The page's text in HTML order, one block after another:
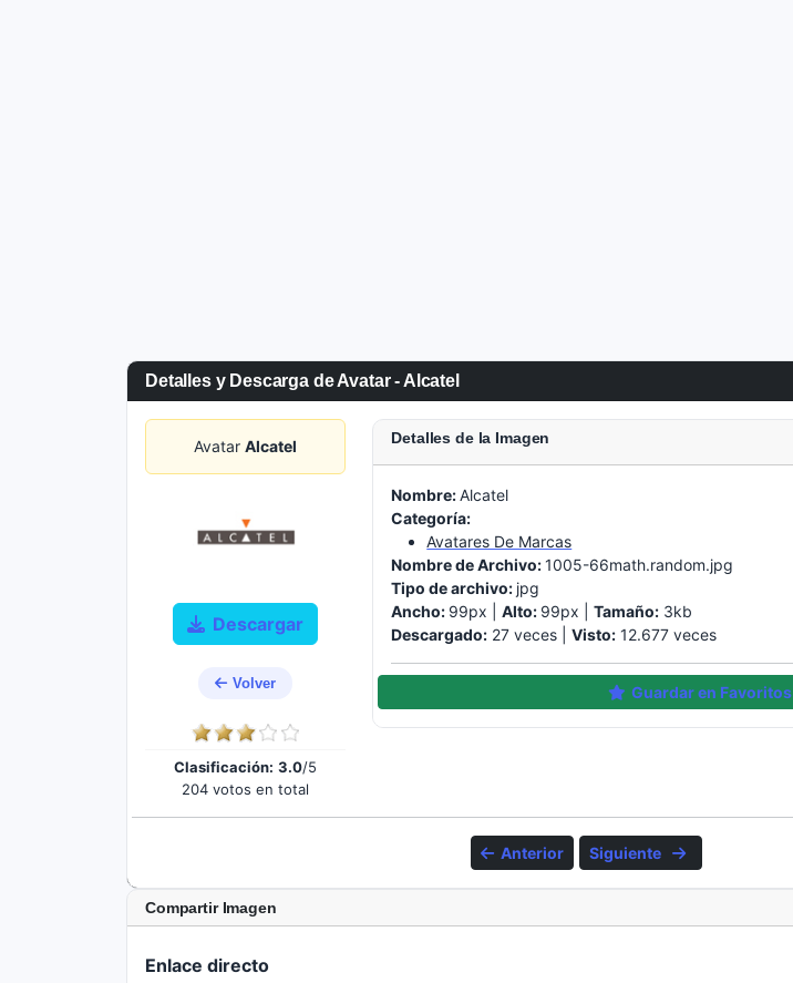
Detalles y Descarga de Avatar - Alcatel
AvatarAlcatel
Descargar
Volver
Clasificación: 3.0/5
204 votos en total
Detalles de la Imagen
Nombre:Alcatel
Categoría:
Avatares De Marcas
Nombre de Archivo:1005-66math.random.jpg
Tipo de archivo: jpg
Ancho: 99px |Alto: 99px |Tamaño: 3kb
Descargado: 27 veces |Visto: 12.677 veces
Guardar en Favoritos
Anterior Siguiente
Compartir Imagen
Enlace directo